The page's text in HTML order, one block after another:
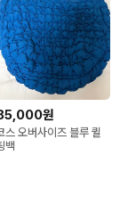
원
스 오버사이즈 블루 퀼
백